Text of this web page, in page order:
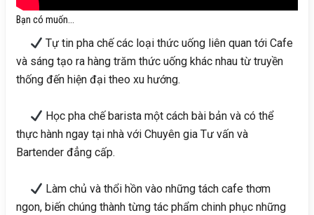
Bạn có muốn...
Tự tin pha chế các loại thức uống liên quan tới Cafe
và sáng tạo ra hàng trăm thức uống khác nhau từ truyền
thống đến hiện đại theo xu hướng.
Học pha chế barista một cách bài bản và có thể
thực hành ngay tại nhà với Chuyên gia Tư vấn và
Bartender đẳng cấp.
Làm chủ và thổi hồn vào những tách cafe thơm
ngon, biến chúng thành từng tác phẩm chinh phục những